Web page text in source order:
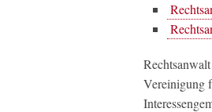
Vereinigung